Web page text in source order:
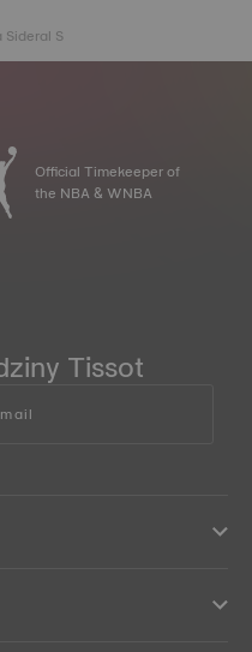
S
Official Timekeeper of
the NBA & WNBA
Tissot